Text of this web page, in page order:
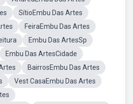
SítioEmbu Das Artes
FeiraEmbu Das Artes
Embu Das ArtesSp
Embu Das ArtesCidade
BairrosEmbu Das Artes
Vest CasaEmbu Das Artes